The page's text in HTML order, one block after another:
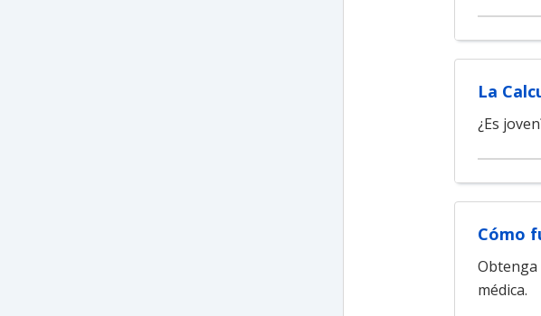
La
¿Es
Cómo
médica.